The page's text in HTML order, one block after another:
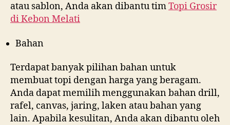
atau sablon, Anda akan dibantu timTopi Grosir
diKebon Melati
Bahan
Terdapat banyak pilihan bahan untuk
membuat topi dengan harga yang beragam.
Anda dapat memilih menggunakan bahan drill,
rafel, canvas, jaring, laken atau bahan yang
lain. Apabila kesulitan, Anda akan dibantu oleh